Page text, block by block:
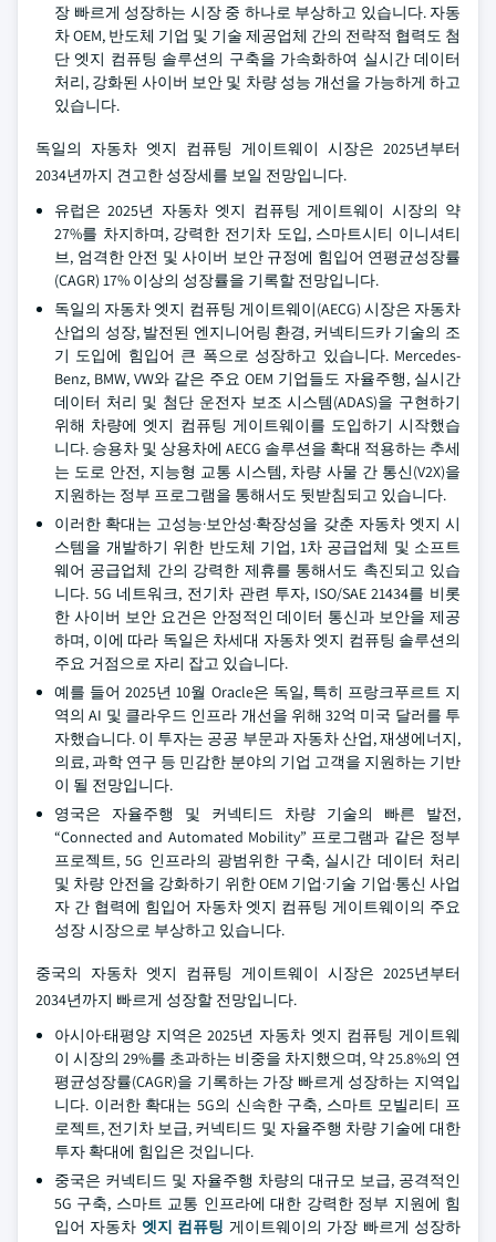
장 빠르게 성장하는 시장 중 하나로 부상하고 있습니다. 자동
차 OEM, 반도체 기업 및 기술 제공업체 간의 전략적 협력도 첨
단 엣지 컴퓨팅 솔루션의 구축을 가속화하여 실시간 데이터
처리, 강화된 사이버 보안 및 차량 성능 개선을 가능하게 하고
있습니다.
독일의 자동차 엣지 컴퓨팅 게이트웨이 시장은 2025년부터
2034년까지 견고한 성장세를 보일 전망입니다.
유럽은 2025년 자동차 엣지 컴퓨팅 게이트웨이 시장의 약
27%를 차지하며, 강력한 전기차 도입, 스마트시티 이니셔티
브, 엄격한 안전 및 사이버 보안 규정에 힘입어 연평균성장률
(CAGR) 17% 이상의 성장률을 기록할 전망입니다.
독일의 자동차 엣지 컴퓨팅 게이트웨이(AECG) 시장은 자동차
산업의 성장, 발전된 엔지니어링 환경, 커넥티드카 기술의 조
기 도입에 힘입어 큰 폭으로 성장하고 있습니다. Mercedes-
Benz, BMW, VW와 같은 주요 OEM 기업들도 자율주행, 실시간
데이터 처리 및 첨단 운전자 보조 시스템(ADAS)을 구현하기
위해 차량에 엣지 컴퓨팅 게이트웨이를 도입하기 시작했습
니다. 승용차 및 상용차에 AECG 솔루션을 확대 적용하는 추세
는 도로 안전, 지능형 교통 시스템, 차량 사물 간 통신(V2X)을
지원하는 정부 프로그램을 통해서도 뒷받침되고 있습니다.
이러한 확대는 고성능·보안성·확장성을 갖춘 자동차 엣지 시
스템을 개발하기 위한 반도체 기업, 1차 공급업체 및 소프트
웨어 공급업체 간의 강력한 제휴를 통해서도 촉진되고 있습
니다. 5G 네트워크, 전기차 관련 투자, ISO/SAE 21434를 비롯
한 사이버 보안 요건은 안정적인 데이터 통신과 보안을 제공
하며, 이에 따라 독일은 차세대 자동차 엣지 컴퓨팅 솔루션의
주요 거점으로 자리 잡고 있습니다.
예를 들어 2025년 10월 Oracle은 독일, 특히 프랑크푸르트 지
역의 AI 및 클라우드 인프라 개선을 위해 32억 미국 달러를 투
자했습니다. 이 투자는 공공 부문과 자동차 산업, 재생에너지,
의료, 과학 연구 등 민감한 분야의 기업 고객을 지원하는 기반
이 될 전망입니다.
영국은 자율주행 및 커넥티드 차량 기술의 빠른 발전,
“Connected and Automated Mobility” 프로그램과 같은 정부
프로젝트, 5G 인프라의 광범위한 구축, 실시간 데이터 처리
및 차량 안전을 강화하기 위한 OEM 기업·기술 기업·통신 사업
자 간 협력에 힘입어 자동차 엣지 컴퓨팅 게이트웨이의 주요
성장 시장으로 부상하고 있습니다.
중국의 자동차 엣지 컴퓨팅 게이트웨이 시장은 2025년부터
2034년까지 빠르게 성장할 전망입니다.
아시아·태평양 지역은 2025년 자동차 엣지 컴퓨팅 게이트웨
이 시장의 29%를 초과하는 비중을 차지했으며, 약 25.8%의 연
평균성장률(CAGR)을 기록하는 가장 빠르게 성장하는 지역입
니다. 이러한 확대는 5G의 신속한 구축, 스마트 모빌리티 프
로젝트, 전기차 보급, 커넥티드 및 자율주행 차량 기술에 대한
투자 확대에 힘입은 것입니다.
중국은 커넥티드 및 자율주행 차량의 대규모 보급, 공격적인
5G 구축, 스마트 교통 인프라에 대한 강력한 정부 지원에 힘
입어 자동차 엣지 컴퓨팅 게이트웨이의 가장 빠르게 성장하